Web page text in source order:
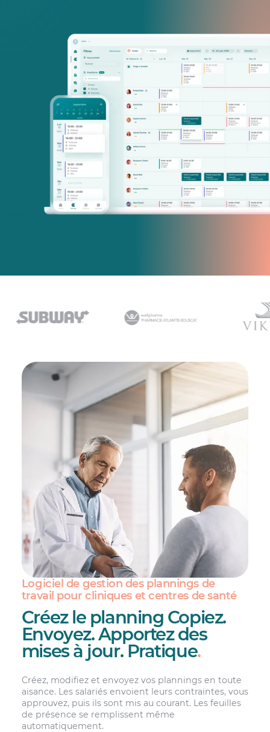
Logiciel de gestion des plannings de
travail pour cliniques et centres de santé
Créez le planning Copiez.
Envoyez. Apportez des
mises à jour. Pratique.
Créez, modifiez et envoyez vos plannings en toute
aisance. Les salariés envoient leurs contraintes, vous
approuvez, puis ils sont mis au courant. Les feuilles
de présence se remplissent même
automatiquement.